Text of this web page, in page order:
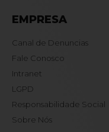
EMPRESA
Canal de Denuncias
Fale Conosco
Intranet
LGPD
Responsabilidade Social
Sobre Nós